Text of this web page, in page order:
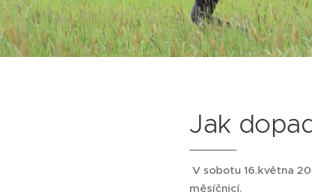
Jak
V sobotu 16.května
měsíčnicí.